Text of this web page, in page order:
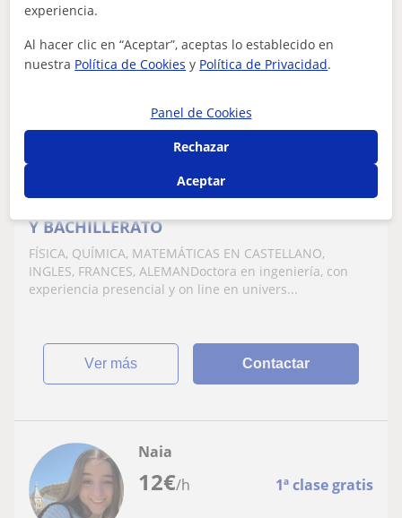
12€/h 1ª clase gratis
DOCTORA EN QUIMICA DA CLASES DE E.S.O.
Y BACHILLERATO
FÍSICA, QUÍMICA, MATEMÁTICAS EN CASTELLANO,
INGLES, FRANCES, ALEMANDoctora en ingeniería, con
experiencia presencial y on line en univers...
ver más Contactar
12€/h 1ª clase gratis
Naia
experiencia.
Al hacer clic en “Aceptar”, aceptas lo establecido en
nuestra Política de Cookies y Política de Privacidad.
Panel de Cookies
Rechazar
Aceptar